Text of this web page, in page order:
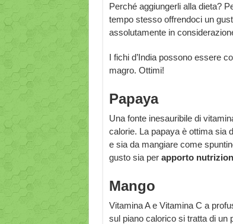
Perché aggiungerli alla dieta?
tempo stesso offrendoci un
assolutamente in
I fichi d’India possono essere
magro. Ottimi!
Papaya
Una fonte inesauribile di
calorie. La papaya è ottima sia
e sia da mangiare come
gusto sia per apporto
Mango
Vitamina A e Vitamina C a
sul piano calorico si tratta di un